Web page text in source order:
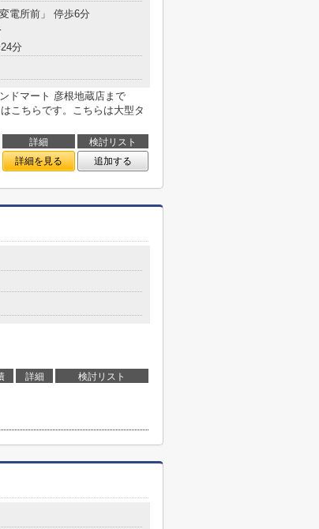
電所前」 停歩6分
分
ドマート 彦根地蔵店まで
こちらです。こちらは大型タ
詳細
検討リスト
詳細を見る 追加する
詳細 検討リスト